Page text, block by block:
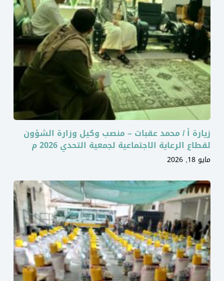
زيارة أ / محمد عقبات – منصب وكيل وزارة الشؤون
لقطاع الرعاية الاجتماعية لجمعية التحدي 2026 م
مايو 18, 2026